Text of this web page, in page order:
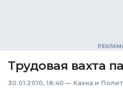
Трудовая вахта
30.01.2010, 18:40 — Казна и